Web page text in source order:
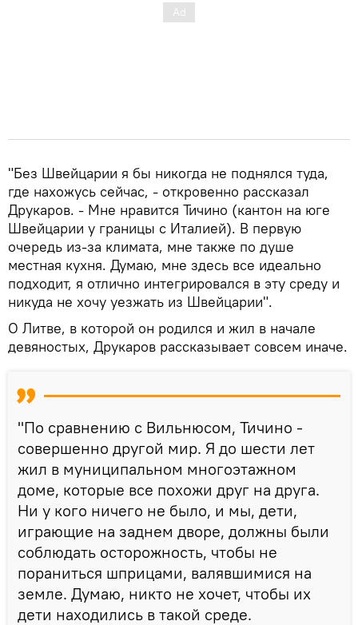
"Без Швейцарии я бы никогда не поднялся туда,
где нахожусь сейчас, - откровенно рассказал
Друкаров. - Мне нравится Тичино (кантон на юге
Швейцарии у границы с Италией). В первую
очередь из-за климата, мне также по душе
местная кухня. Думаю, мне здесь все идеально
подходит, я отлично интегрировался в эту среду и
никуда не хочу уезжать из Швейцарии".
О Литве, в которой он родился и жил в начале
девяностых, Друкаров рассказывает совсем иначе.
"По сравнению с Вильнюсом, Тичино -
совершенно другой мир. Я до шести лет
жил в муниципальном многоэтажном
доме, которые все похожи друг на друга.
Ни у кого ничего не было, и мы, дети,
играющие на заднем дворе, должны были
соблюдать осторожность, чтобы не
пораниться шприцами, валявшимися на
земле. Думаю, никто не хочет, чтобы их
дети находились в такой среде.